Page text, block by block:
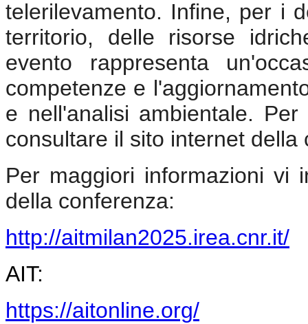
telerilevamento. Infine, per i
territorio, delle risorse
evento rappresenta
competenze e
e nell'analisi ambientale.
consultare il sito internet della
Per maggiori informazioni vi
della conferenza:
http://aitmilan2025.irea.cnr.it/
AIT:
https://aitonline.org/